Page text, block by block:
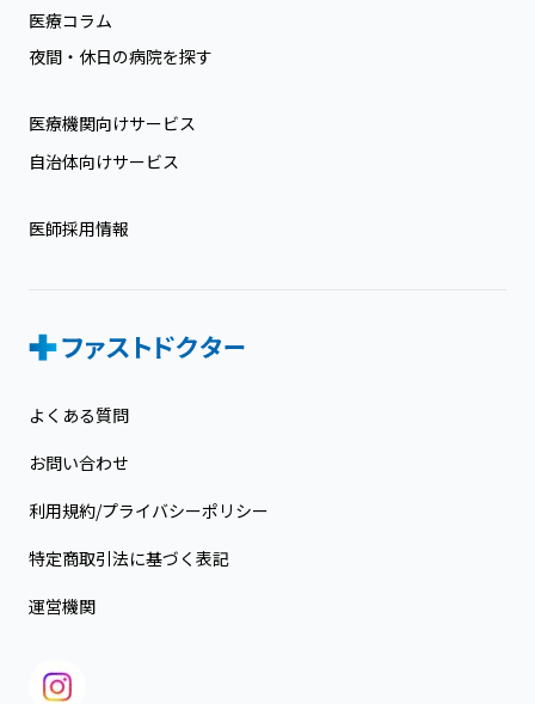
医療コラム
夜間・休日の病院を探す
医療機関向けサービス
自治体向けサービス
医師採用情報
よくある質問
お問い合わせ
利用規約/プライバシーポリシー
特定商取引法に基づく表記
運営機関